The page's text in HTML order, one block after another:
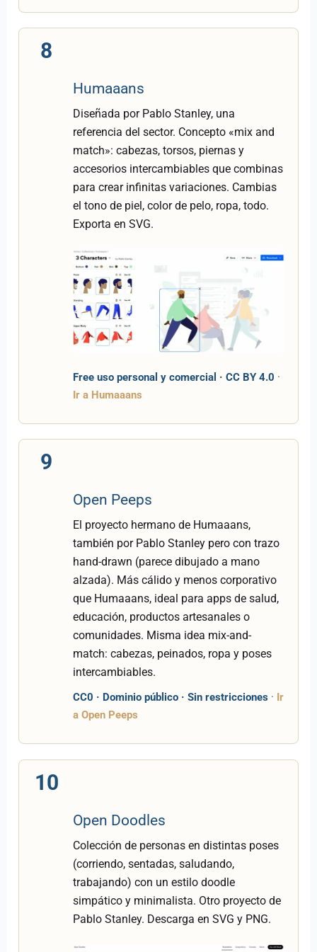
8
Humaaans
Diseñada por Pablo Stanley, una
referencia del sector. Concepto «mix and
match»: cabezas, torsos, piernas y
accesorios intercambiables que combinas
para crear infinitas variaciones. Cambias
el tono de piel, color de pelo, ropa, todo.
Exporta en SVG.
Free uso personal y comercial · CC BY 4.0 ·
Ir a Humaaans
9
Open Peeps
El proyecto hermano de Humaaans,
también por Pablo Stanley pero con trazo
hand-drawn (parece dibujado a mano
alzada). Más cálido y menos corporativo
que Humaaans, ideal para apps de salud,
educación, productos artesanales o
comunidades. Misma idea mix-and-
match: cabezas, peinados, ropa y poses
intercambiables.
CC0 · Dominio público · Sin restricciones· Ir
a Open Peeps
10
Open Doodles
Colección de personas en distintas poses
(corriendo, sentadas, saludando,
trabajando) con un estilo doodle
simpático y minimalista. Otro proyecto de
Pablo Stanley. Descarga en SVG y PNG.